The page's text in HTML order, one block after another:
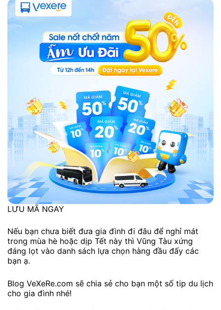
LƯU MÃ NGAY
Nếu bạn chưa biết đưa gia đình đi đâu để nghỉ mát
trong mùa hè hoặc dịp Tết này thì Vũng Tàu xứng
đáng lọt vào danh sách lựa chọn hàng đầu đấy các
bạn ạ.
Blog VeXeRe.com sẽ chia sẻ cho bạn một số tip du lịch
cho gia đình nhé!